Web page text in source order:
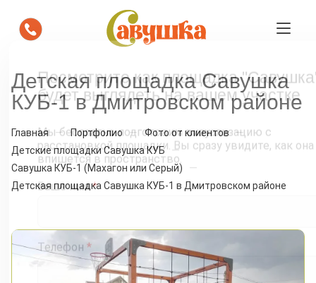
Детская площадка Савушка
КУБ-1 в Дмитровском районе
Главная — Портфолио — Фото от клиентов —
Детские площадки Савушка КУБ —
Савушка КУБ-1 (Махагон или Серый) —
Детская площадка Савушка КУБ-1 в Дмитровском районе
будет выглядеть на вашем участке
расстановкой площадки. Вы сразу увидите, как она
впишется в пространство.
Ваше имя*
Телефон